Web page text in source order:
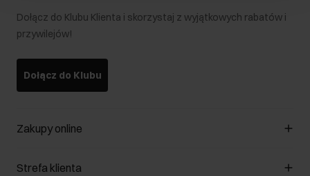
Dołącz do Klubu Klienta i skorzystaj z wyjątkowych rabatów i
przywilejów!
Dołącz do Klubu
Zakupy online
Zarządzaj cookies
Strefa klienta